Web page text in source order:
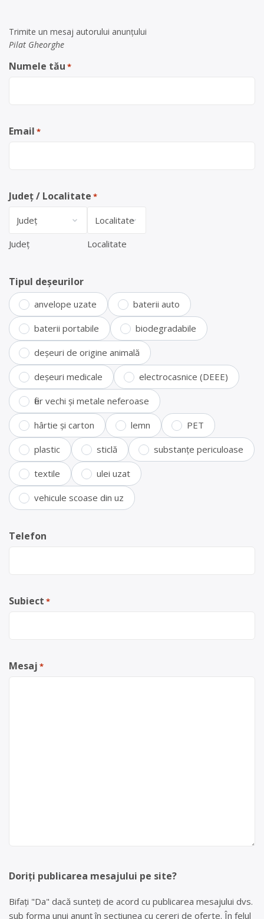
Trimite un mesaj autorului anunţului
Pilat Gheorghe
Numele tău *
Email *
Județ / Localitate *
Județ Localitate
Tipul deșeurilor
anvelope uzate baterii auto
baterii portabile biodegradabile
deșeuri de origine animală
deșeuri medicale electrocasnice (DEEE)
fier vechi și metale neferoase
hârtie și carton lemn PET
plastic sticlă substanțe periculoase
textile ulei uzat
vehicule scoase din uz
Telefon
Subiect *
Mesaj *
Doriți publicarea mesajului pe site?
Bifați "Da" dacă sunteți de acord cu publicarea mesajului dvs.
sub forma unui anunț în secțiunea cu cereri de oferte. În felul